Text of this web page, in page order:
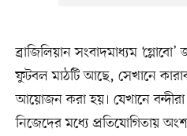
ব্রাজিলিয়ান সংবাদমাধ্যম ‘গ্লোবো’
ফুটবল মাঠটি আছে, সেখানে
আয়োজন করা হয়। যেখানে বন্দীরা
নিজেদের মধ্যে প্রতিযোগিতায়